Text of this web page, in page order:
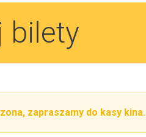
bilety
zapraszamy do kasy kina.